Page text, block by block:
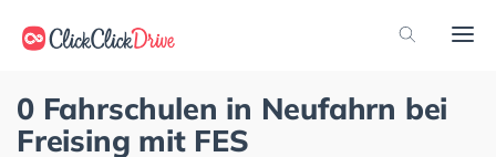
0 Fahrschulen in Neufahrn bei
Freising mit FES